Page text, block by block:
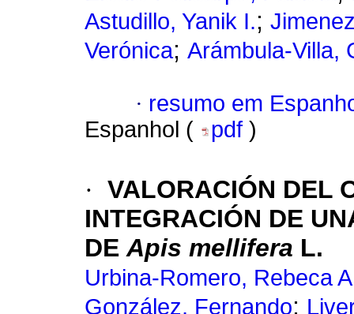
Astudillo, Yanik I.;
Verónica; Arámbula-Villa,
· resumo em
Espanhol (
pdf )
· VALORACIÓN DEL
INTEGRACIÓN DE
DEApis mellifera L.
Urbina-Romero, Rebeca
González, Fernando;